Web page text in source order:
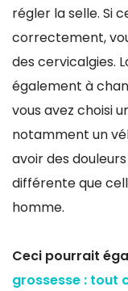
régler la selle. Si
correctement,
des cervicalgies.
également à
vous avez choisi
notamment un
avoir des
différente que
homme.
Ceci pourrait
grossesse : tout